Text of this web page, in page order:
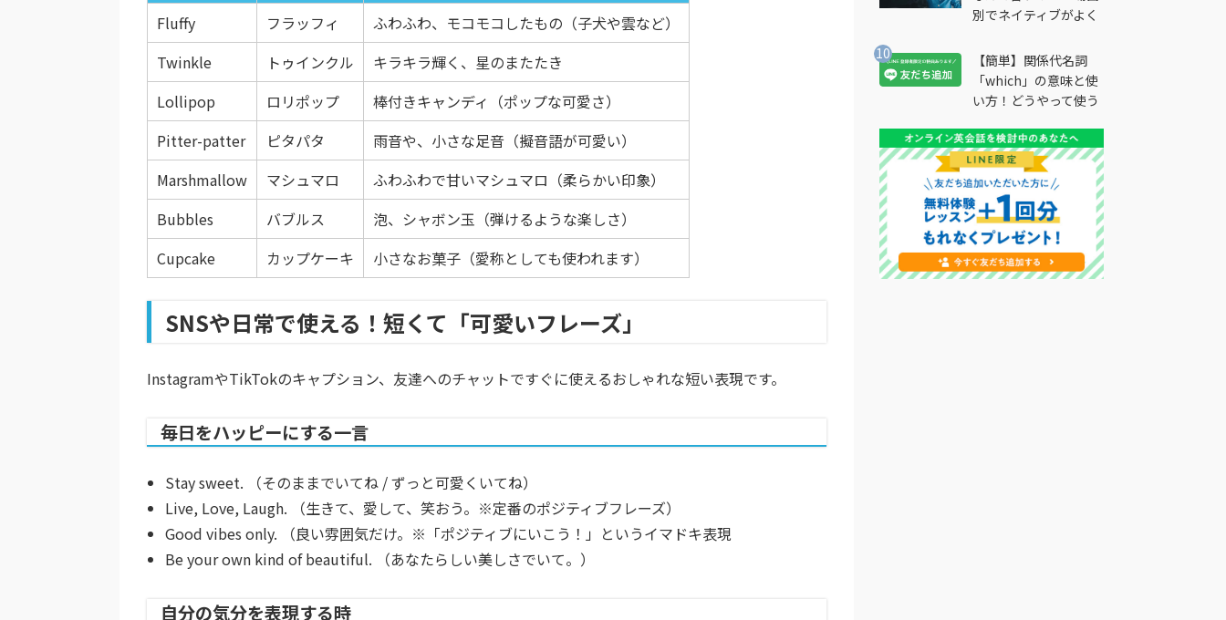
Fluffy
フラッフィ
ふわふわ、モコモコしたもの（子犬や雲など）
Twinkle
トゥインクル
キラキラ輝く、星のまたたき
Lollipop
ロリポップ
棒付きキャンディ（ポップな可愛さ）
Pitter-patter
ピタパタ
雨音や、小さな足音（擬音語が可愛い）
Marshmallow
マシュマロ
ふわふわで甘いマシュマロ（柔らかい印象）
Bubbles
バブルス
泡、シャボン玉（弾けるような楽しさ）
Cupcake
カップケーキ 小さなお菓子（愛称としても使われます）
SNSや日常で使える！短くて「可愛いフレーズ」
InstagramやTikTokのキャプション、友達へのチャットですぐに使えるおしゃれな短い表現です。
毎日をハッピーにする一言
Stay sweet. （そのままでいてね / ずっと可愛くいてね）
Live, Love, Laugh. （生きて、愛して、笑おう。※定番のポジティブフレーズ）
Good vibes only. （良い雰囲気だけ。※「ポジティブにいこう！」というイマドキ表現
Be your own kind of beautiful. （あなたらしい美しさでいて。）
自分の気分を表現する時
別でネイティブがよく
説
【簡単】関係代名詞
「which」の意味と使
い方！どうやって使う